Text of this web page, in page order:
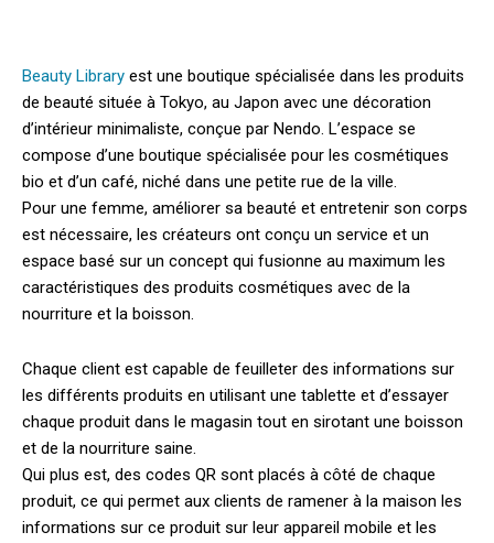
Beauty Library est une boutique spécialisée dans les produits
de beauté située à Tokyo, au Japon avec une décoration
d’intérieur minimaliste, conçue par Nendo. L’espace se
compose d’une boutique spécialisée pour les cosmétiques
bio et d’un café, niché dans une petite rue de la ville.
Pour une femme, améliorer sa beauté et entretenir son corps
est nécessaire, les créateurs ont conçu un service et un
espace basé sur un concept qui fusionne au maximum les
caractéristiques des produits cosmétiques avec de la
nourriture et la boisson.
Chaque client est capable de feuilleter des informations sur
les différents produits en utilisant une tablette et d’essayer
chaque produit dans le magasin tout en sirotant une boisson
et de la nourriture saine.
Qui plus est, des codes QR sont placés à côté de chaque
produit, ce qui permet aux clients de ramener à la maison les
informations sur ce produit sur leur appareil mobile et les